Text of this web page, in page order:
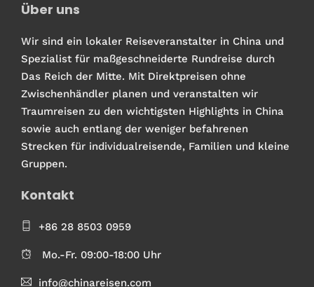
Über uns
Wir sind ein lokaler Reiseveranstalter in China und
Spezialist für maßgeschneiderte Rundreise durch
Das Reich der Mitte. Mit Direktpreisen ohne
Zwischenhändler planen und veranstalten wir
Traumreisen zu den wichtigsten Highlights in China
sowie auch entlang der weniger befahrenen
Strecken für individualreisende, Familien und kleine
Gruppen.
Kontakt
+86 28 8503 0959
Mo.-Fr. 09:00-18:00 Uhr
info@chinareisen.com